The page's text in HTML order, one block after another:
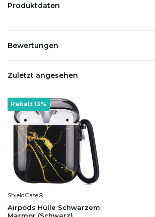
Produktdaten
Bewertungen
Zuletzt angesehen
Rabatt 13%
ShieldCase®
Airpods Hülle Schwarzem